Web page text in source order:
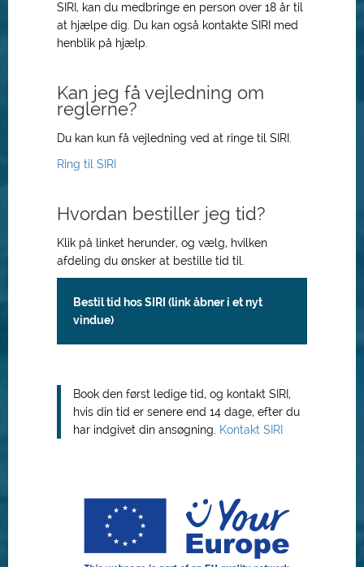
SIRI, kan du medbringe en person over 18 år til
at hjælpe dig. Du kan også kontakte SIRI med
henblik på hjælp.
Kan jeg få vejledning om
reglerne?
Du kan kun få vejledning ved at ringe til SIRI.
Ring til SIRI
Hvordan bestiller jeg tid?
Klik på linket herunder, og vælg, hvilken
afdeling du ønsker at bestille tid til.
Bestil tid hos SIRI (link åbner i et nyt
vindue)
Book den først ledige tid, og kontakt SIRI,
hvis din tid er senere end 14 dage, efter du
har indgivet din ansøgning.
Kontakt SIRI